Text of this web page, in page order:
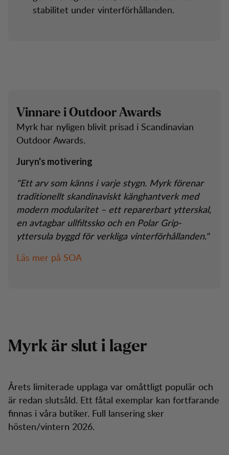
stabilitet under vinterförhållanden.
Vinnare i Outdoor Awards
Myrk har nyligen blivit prisad i Scandinavian
Outdoor Awards.
Juryn's motivering
"Ett arv som känns i varje stygn. Myrk förenar
traditionellt skandinaviskt känghantverk med
modern modularitet – ett reparerbart ytterskal,
en avtagbar ullfiltssko och en Polar Grip-
yttersula byggd för verkliga vinterförhållanden."
Läs mer på SOA
Myrk är slut i lager
Årets limiterade upplaga var omåttligt populär och
är redan slutsåld. Ett fåtal exemplar kan fortfarande
finnas i våra butiker. Full lansering sker
hösten/vintern 2026.